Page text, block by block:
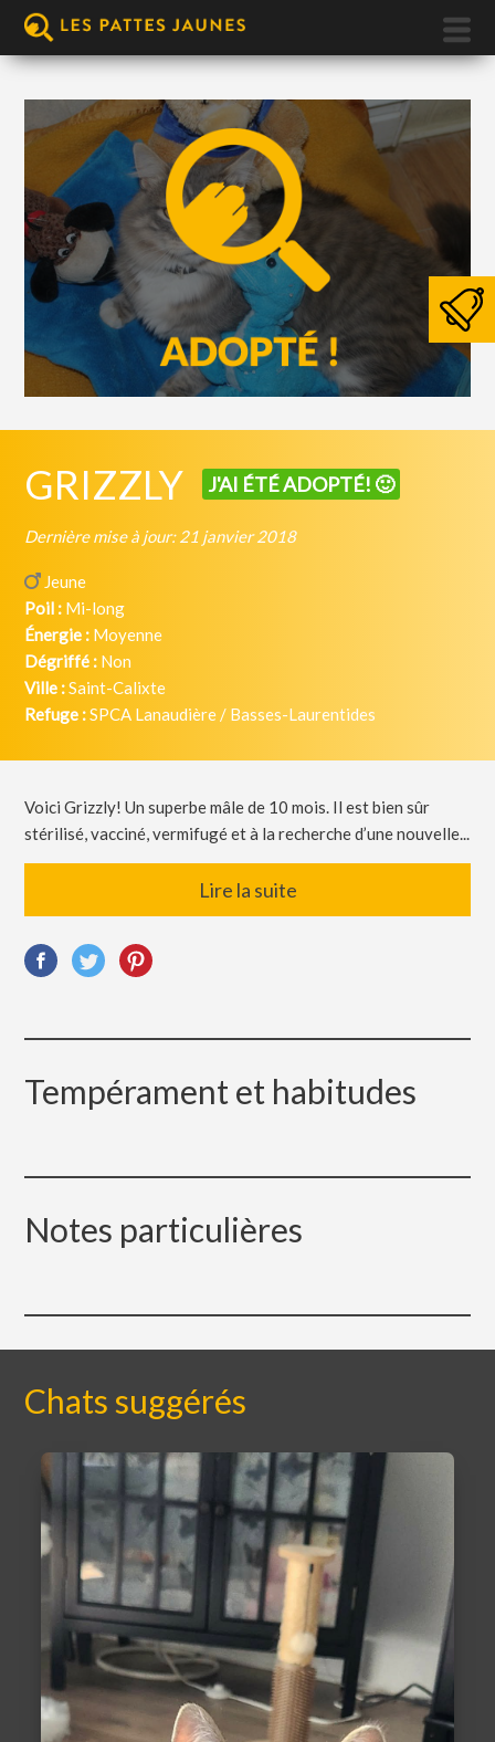
GRIZZLY J'AI ÉTÉ ADOPTÉ! 🙂
Dernière mise à jour: 21 janvier 2018
Jeune
Poil : Mi-long
Énergie : Moyenne
Dégriffé : Non
Ville :Saint-Calixte
Refuge :SPCA Lanaudière / Basses-Laurentides
Voici Grizzly! Un superbe mâle de 10 mois. Il est bien sûr
stérilisé, vacciné, vermifugé et à la recherche d’une nouvelle...
Lire la suite
Tempérament et habitudes
Notes particulières
Chats suggérés